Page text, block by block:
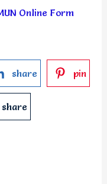
Online Form
share pin
share